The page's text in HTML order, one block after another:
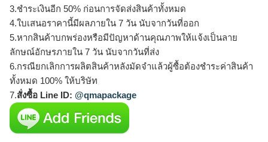
3.ชำระเงินอีก 50% ก่อนการจัดส่งสินค้าทั้งหมด
4.ใบเสนอราคานี้มีผลภายใน 7 วัน นับจากวันที่ออก
5.หากสินค้าบกพร่องหรือมีปัญหาด้านคุณภาพให้แจ้งเป็นลาย
ลักษณ์อักษรภายใน 7 วัน นับจากวันที่ส่ง
6.กรณียกเลิกการผลิตสินค้าหลังมัดจำแล้วผู้ซื้อต้องชำระค่าสินค้า
ทั้งหมด 100% ให้บริษัท
7.สั่งซื้อ Line ID: @qmapackage